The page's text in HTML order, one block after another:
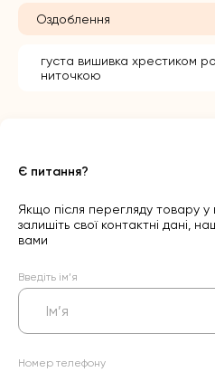
Оздоблення
густа вишивка хрестиком
ниточкою
Є питання?
Якщо після перегляду товару у
залишіть свої контактні дані,
вами
Введіть ім’я
Номер телефону